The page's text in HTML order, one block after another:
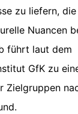
zu liefern,
Nuancen
führt laut dem
GfK zu
Zielgruppen